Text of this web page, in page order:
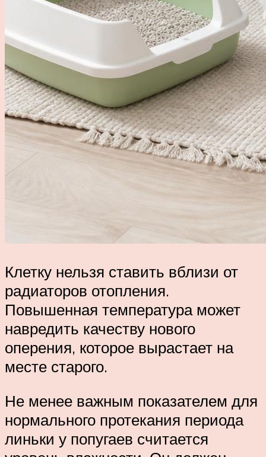
Клетку нельзя ставить вблизи от
радиаторов отопления.
Повышенная температура может
навредить качеству нового
оперения, которое вырастает на
месте старого.
Не менее важным показателем для
нормального протекания периода
линьки у попугаев считается